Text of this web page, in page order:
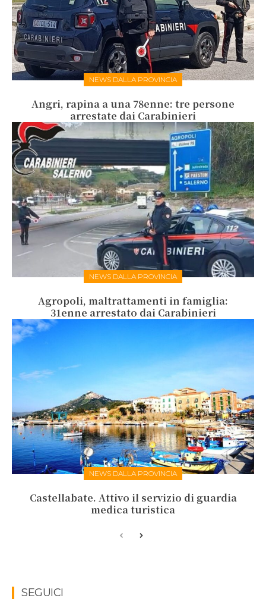
NEWS DALLA PROVINCIA
Angri, rapina a una 78enne: tre persone
arrestate dai Carabinieri
NEWS DALLA PROVINCIA
Agropoli, maltrattamenti in famiglia:
31enne arrestato dai Carabinieri
NEWS DALLA PROVINCIA
Castellabate. Attivo il servizio di guardia
medica turistica
SEGUICI